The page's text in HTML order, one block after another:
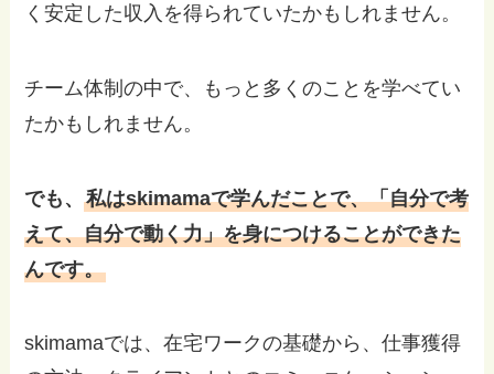
く安定した収入を得られていたかもしれません。
チーム体制の中で、もっと多くのことを学べてい
たかもしれません。
でも、私はskimamaで学んだことで、「自分で考
えて、自分で動く力」を身につけることができた
んです。
skimamaでは、在宅ワークの基礎から、仕事獲得